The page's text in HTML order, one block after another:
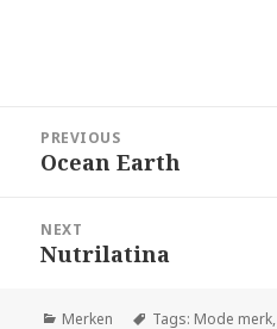
PREVIOUS
Previous
Ocean Earth
NEXT
Next
Nutrilatina
Merken Tags: Mode merk,